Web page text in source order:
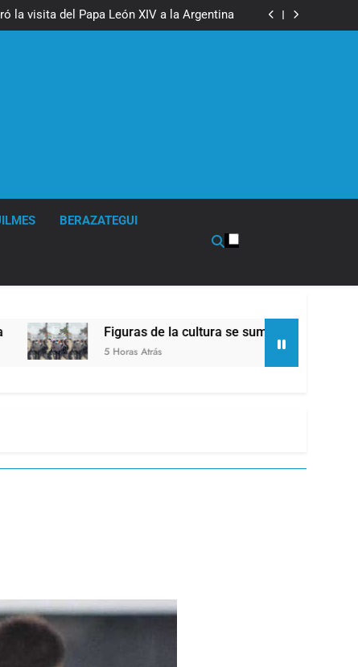
la visita del Papa León XIV a la Argentina
a la marcha frente al Congreso contra la
la visita del Papa León XIV a la Argentina
a la marcha frente al Congreso contra la
activos argentinos: cayeron las acciones
país quedó al borde de los 450 puntos
BERAZATEGUI
Figuras de la cultura se sumaron a la marcha frente al
5 Horas Atrás